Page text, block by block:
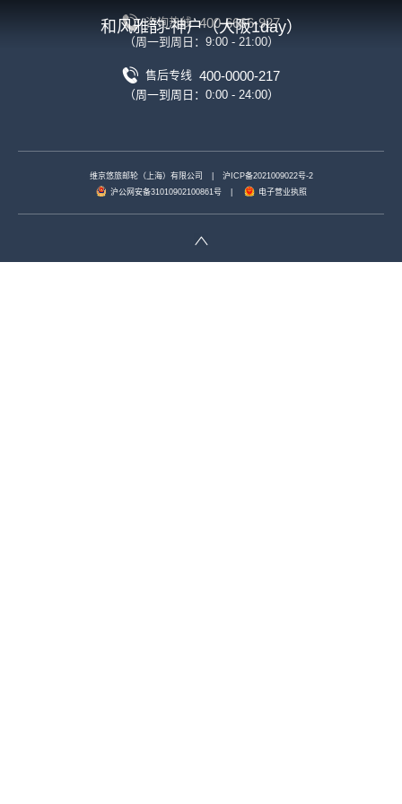
和风雅韵-神户（大阪1day）
咨询热线 400-6666-927
（周一到周日：9:00 - 21:00）
售后专线 400-0000-217
（周一到周日：0:00 - 24:00）
维京悠旅邮轮（上海）有限公司
沪ICP备2021009022号-2
沪公网安备31010902100861号
电子营业执照